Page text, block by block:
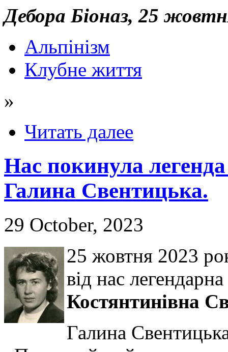
Дебора Біоназ, 25
Альпінізм
Клубне життя
»
Читать далее
Нас покинула легенда
Галина Свентицька.
29 October, 2023
25 жовтня 2023
від нас
Костянтинівна
Галина